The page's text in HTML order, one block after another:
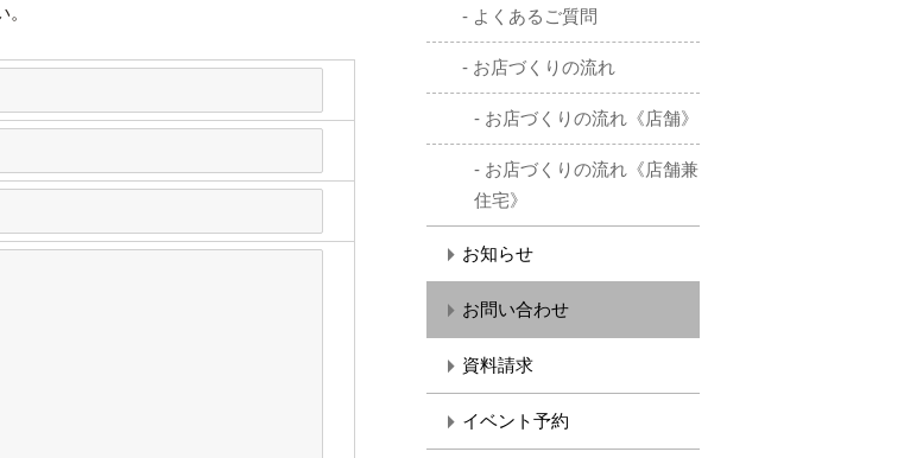
よくあるご質問
お店づくりの流れ
お店づくりの流れ《店舗》
お店づくりの流れ《店舗兼
住宅》
お知らせ
お問い合わせ
資料請求
イベント予約